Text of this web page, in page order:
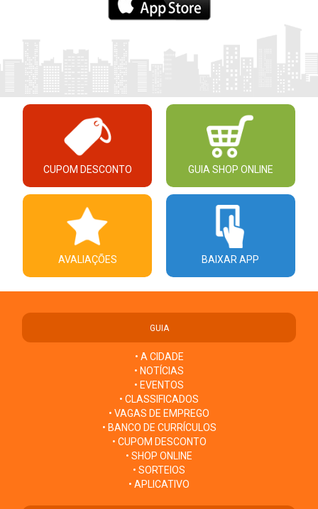
CUPOM DESCONTO GUIA SHOP ONLINE
AVALIAÇÕES BAIXAR APP
GUIA
• A CIDADE
• NOTÍCIAS
• EVENTOS
• CLASSIFICADOS
• VAGAS DE EMPREGO
• BANCO DE CURRÍCULOS
• CUPOM DESCONTO
• SHOP ONLINE
• SORTEIOS
• APLICATIVO